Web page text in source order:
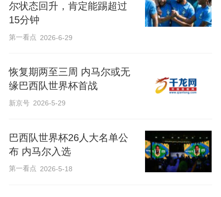
尔状态回升，肯定能踢超过
15分钟
第一看点 2026-6-29
恢复期两至三周 内马尔或无
缘巴西队世界杯首战
新京号 2026-5-29
巴西队世界杯26人大名单公
布 内马尔入选
第一看点 2026-5-18